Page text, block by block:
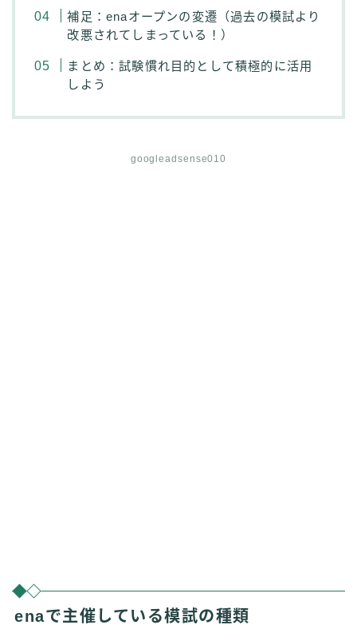
補足：enaオープンの変遷（過去の模試より
改悪されてしまっている！）
まとめ：試験慣れ目的として積極的に活用
しよう
googleadsense010
enaで主催している模試の種類